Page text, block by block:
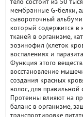
мембранные G-белки,
сывороточный
который содержится в
тканей в организме,
эозинофил (клеток
воспалениях и
Функция этого
восстановление
создания красных
волос, для
Протеины влияют на
баланс в организме,
транспортировке